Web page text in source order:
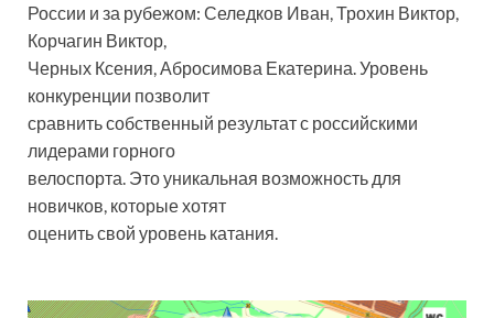
России и за рубежом: Селедков Иван, Трохин Виктор,
Корчагин Виктор,
Черных Ксения, Абросимова Екатерина. Уровень
конкуренции позволит
сравнить собственный результат с российскими
лидерами горного
велоспорта. Это уникальная возможность для
новичков, которые хотят
оценить свой уровень катания.